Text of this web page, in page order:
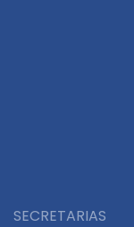
SECRETARIAS